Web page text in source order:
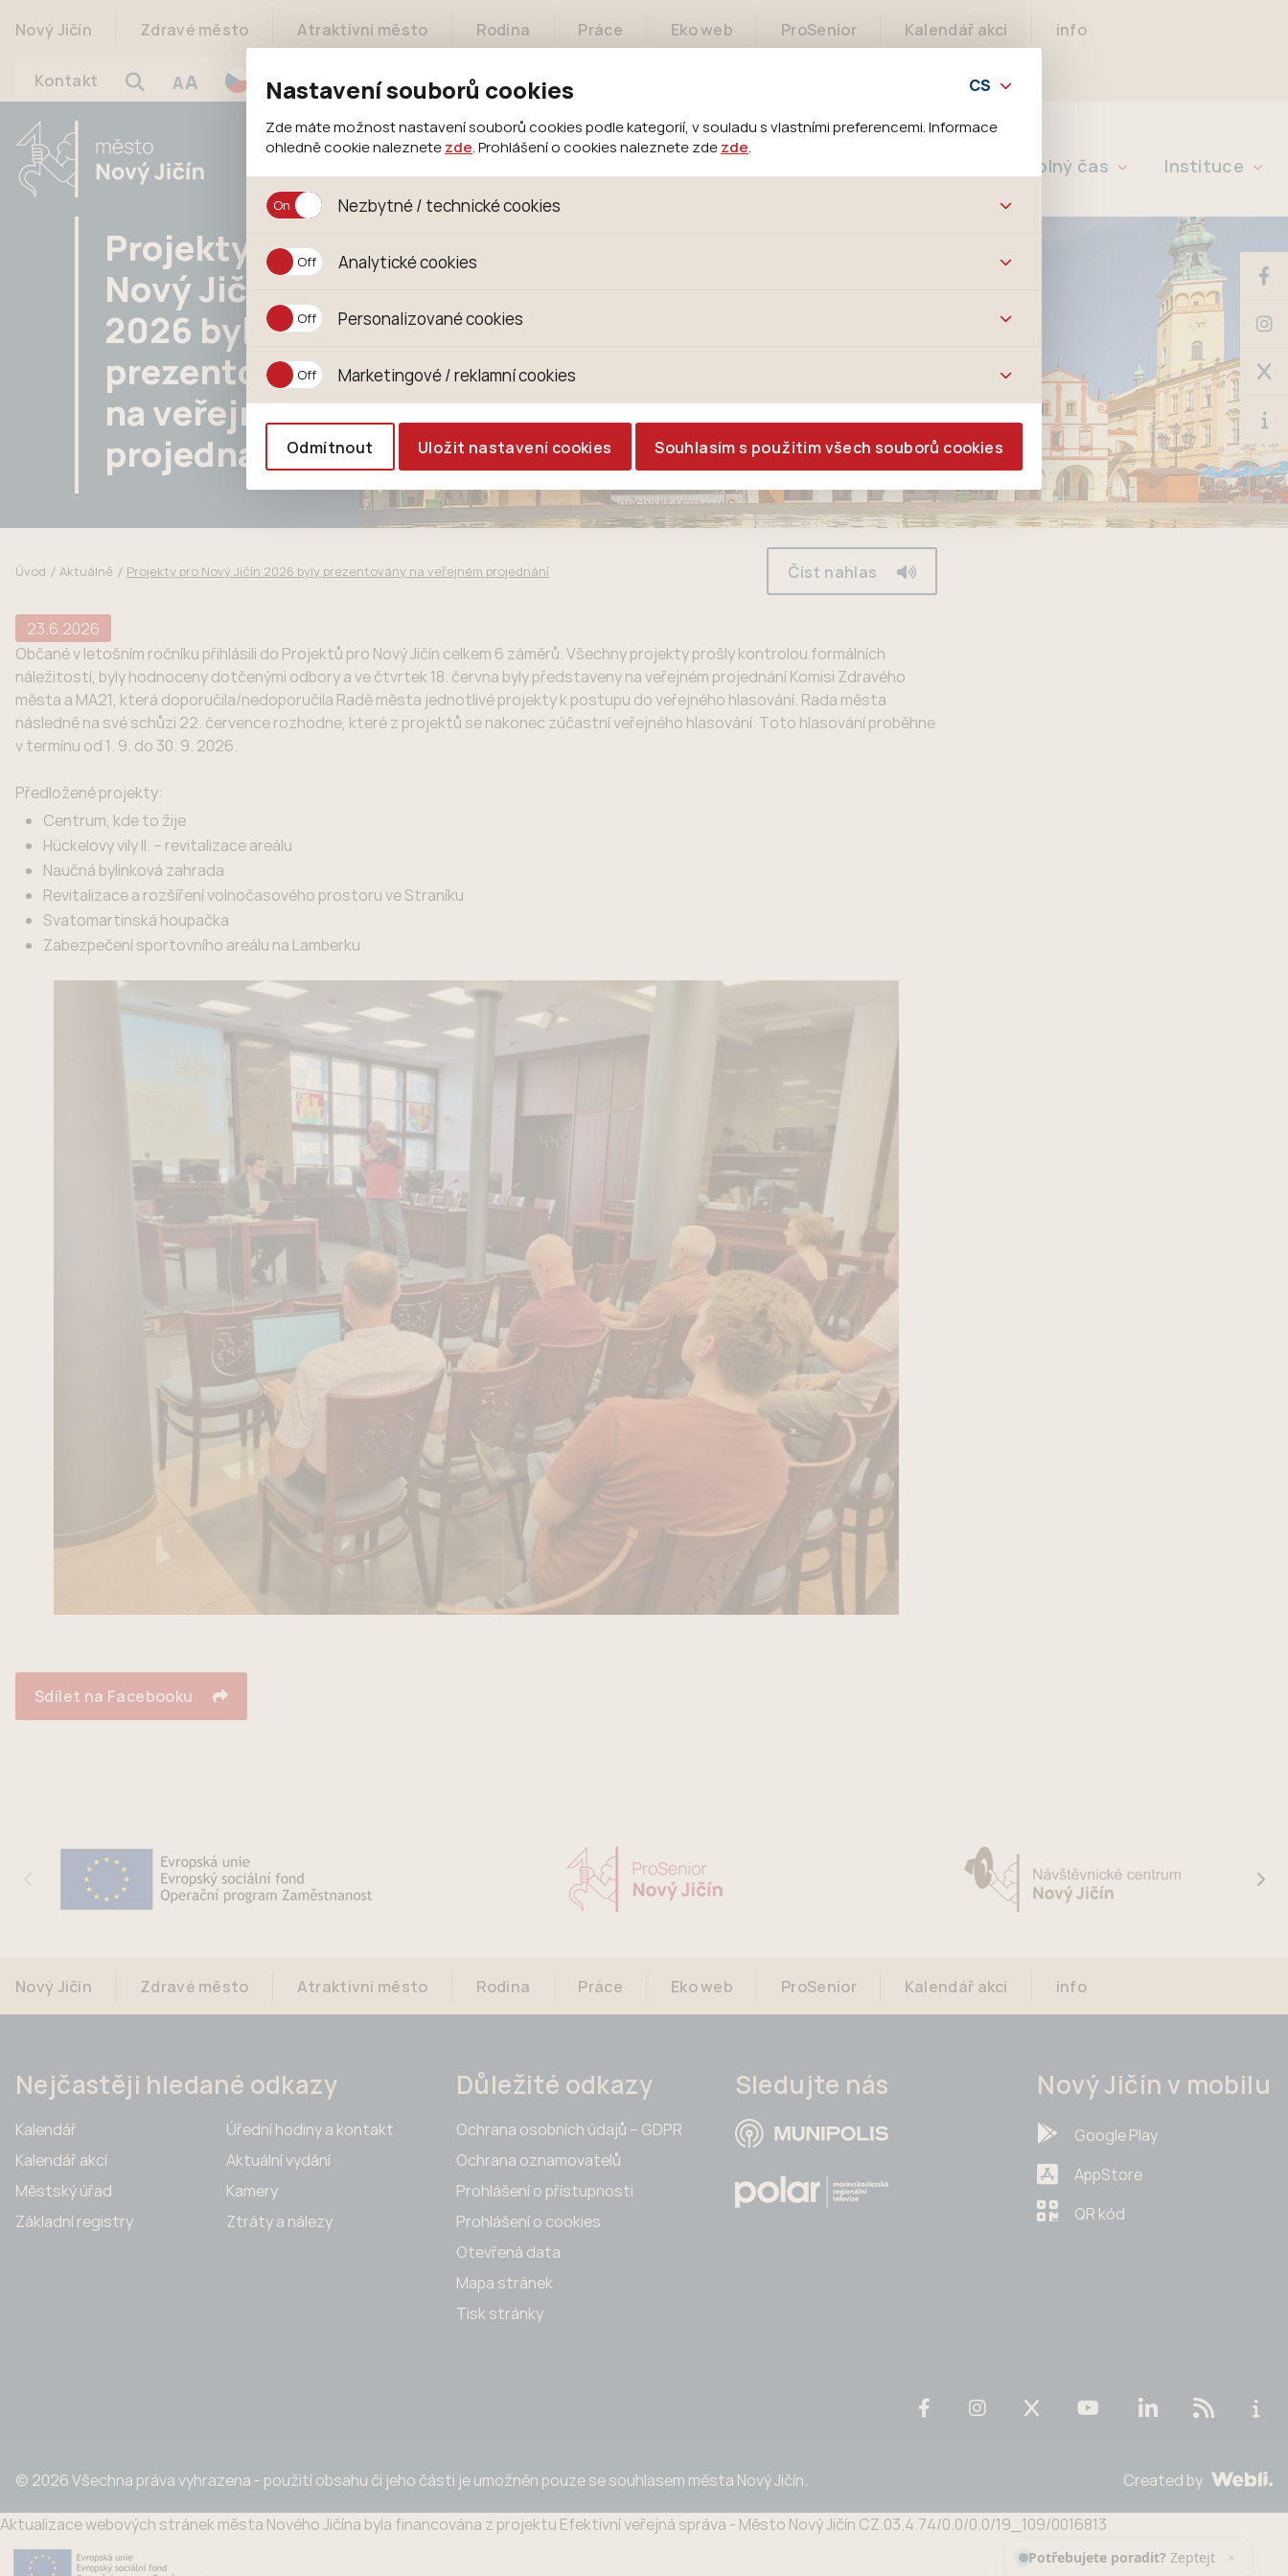
Nastavení souborů cookies
Zde máte možnost nastavení souborů cookies podle kategorií, v souladu s vlastními preferencemi. Informace
ohledně cookie naleznete zde. Prohlášení o cookies naleznete zde zde.
Nezbytné / technické cookies
Jedná se o technické soubory, které jsou nezbytné ke správnému chování našich webových stránek a všech
jejich funkcí. Používají se mimo jiné k ukládání produktů v nákupním košíku, ovládání filtrů a také nastavení
Analytické cookies
Analytické cookies shromažďujeme skriptem společnosti Google Inc., která následně tato data
anonymizuje. Po anonymizaci se již nejedná o osobní údaje, protože anonymizované cookies nelze přiřadit
Personalizované cookies
Personalizované cookies jsou využívány k přizpůsobení našeho webu vašim potřebám a zájmům, což
zajišťuje lepší nákupní zkušenosti. Díky nim můžeme nabídku přímo přizpůsobit vašim preferencím, což vám
pomůže vyhnout se nevhodným doporučením produktů či jiným nedůležitým nabídkám.
Marketingové / reklamní cookies
Odmítnout
Uložit nastavení cookies Souhlasím s použitím všech souborů cookies
Nový Jičín Zdravé město Atraktivní město Rodina Práce Eko web ProSenior Kalendář akcí info
Kontakt AA
Volný čas Instituce
Projekty pro
Nový Jičín
2026 byly
prezentovány
na veřejném
projednání
Úvod Aktuálně Projekty pro Nový Jičín 2026 byly prezentovány na veřejném projednání Číst nahlas
23.6.2026
Občané v letošním ročníku přihlásili do Projektů pro Nový Jičín celkem 6 záměrů. Všechny projekty prošly kontrolou formálních
náležitostí, byly hodnoceny dotčenými odbory a ve čtvrtek 18. června byly představeny na veřejném projednání Komisi Zdravého
města a MA21, která doporučila/nedoporučila Radě města jednotlivé projekty k postupu do veřejného hlasování. Rada města
následně na své schůzi 22. července rozhodne, které z projektů se nakonec zúčastní veřejného hlasování. Toto hlasování proběhne
v termínu od 1. 9. do 30. 9. 2026.
Předložené projekty:
Centrum, kde to žije
Hückelovy vily II. – revitalizace areálu
Naučná bylinková zahrada
Revitalizace a rozšíření volnočasového prostoru ve Straníku
Svatomartinská houpačka
Zabezpečení sportovního areálu na Lamberku
Sdílet na Facebooku
Nový Jičín Zdravé město Atraktivní město Rodina Práce Eko web ProSenior Kalendář akcí info
Nejčastěji hledané odkazy
Kalendář
Kalendář akcí
Městský úřad
Základní registry
Úřední hodiny a kontakt
Aktuální vydání
Kamery
Ztráty a nálezy
Důležité odkazy
Ochrana osobních údajů – GDPR
Ochrana oznamovatelů
Prohlášení o přístupnosti
Prohlášení o cookies
Otevřená data
Mapa stránek
Tisk stránky
Sledujte nás Nový Jičín v mobilu
Google Play
AppStore
QR kód
© 2026 Všechna práva vyhrazena - použití obsahu či jeho části je umožněn pouze se souhlasem města Nový Jičín. Created by
Aktualizace webových stránek města Nového Jičína byla financována z projektu Efektivní veřejná správa - Město Nový Jičín CZ.03.4.74/0.0/0.0/19_109/0016813
se našeho asistentaChettyho.